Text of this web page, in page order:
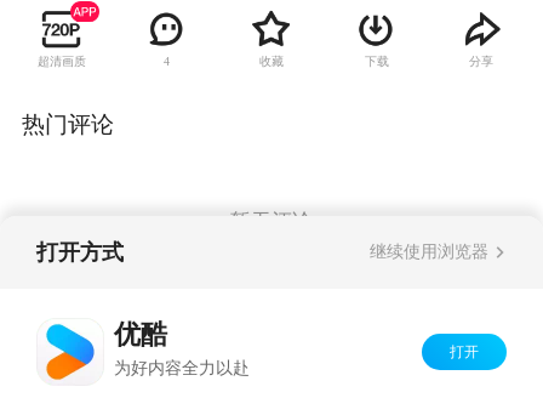
寻找创业机会，而且都看好在闽南乡村搞有机种
植，因此阴差阳错碰到一块，艰辛地进行一场“绿
色革命”。程雨欣和林康辉是一对欢喜冤家，在磕
超清画质 4 收藏 下载 分享
热门评论
暂无评论
打开方式 继续使用浏览器
优酷
为好内容全力以赴
打开